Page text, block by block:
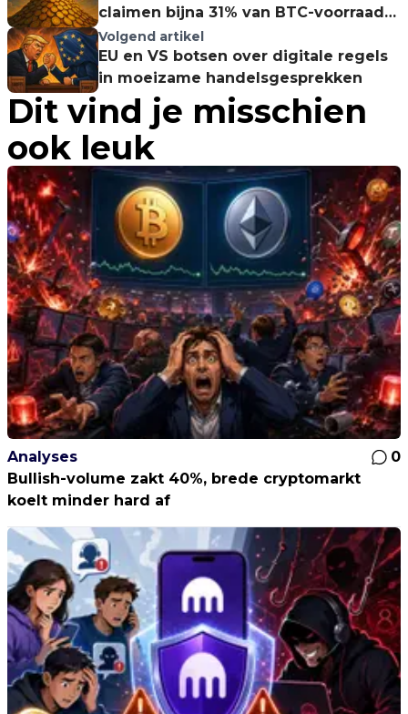
claimen bijna 31% van BTC-voorraad
in 2025
Volgend artikel
EU en VS botsen over digitale regels
in moeizame handelsgesprekken
Dit vind je misschien
ook leuk
Analyses
0
Bullish-volume zakt 40%, brede cryptomarkt
koelt minder hard af